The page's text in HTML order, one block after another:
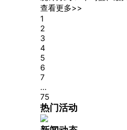
查看更多>>
1
2
3
4
5
6
7
…
75
热门活动